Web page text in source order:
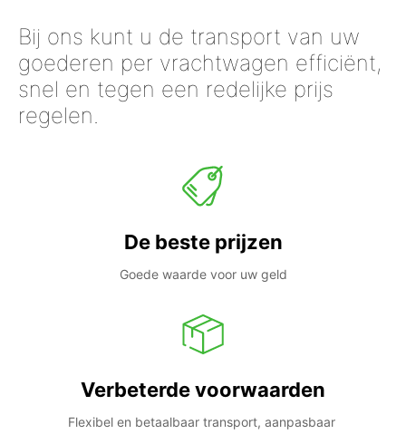
Bij ons kunt u de transport van uw
goederen per vrachtwagen efficiënt,
snel en tegen een redelijke prijs
regelen.
De beste prijzen
Goede waarde voor uw geld
Verbeterde voorwaarden
Flexibel en betaalbaar transport, aanpasbaar